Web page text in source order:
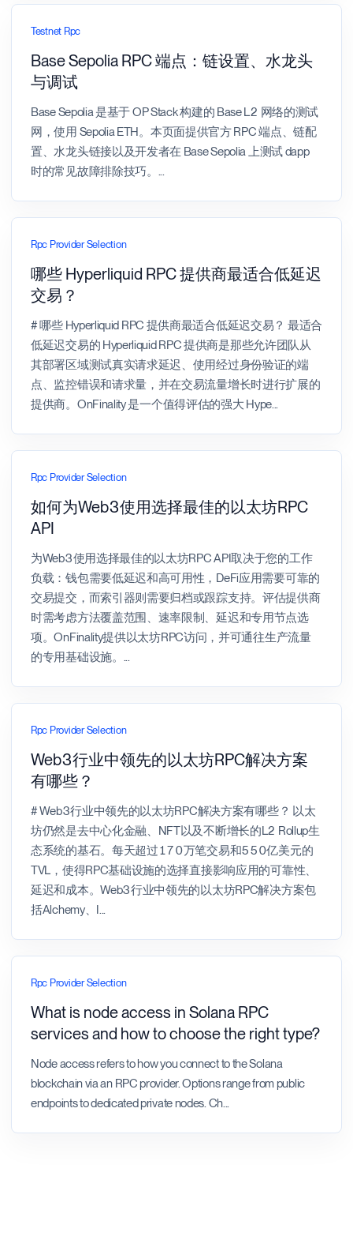
Testnet Rpc
Base Sepolia RPC 端点：链设置、水龙头
与调试
Base Sepolia 是基于 OP Stack 构建的 Base L2 网络的测试
网，使用 Sepolia ETH。本页面提供官方 RPC 端点、链配
置、水龙头链接以及开发者在 Base Sepolia 上测试 dapp
时的常见故障排除技巧。 ...
Rpc Provider Selection
哪些 Hyperliquid RPC 提供商最适合低延迟
交易？
# 哪些 Hyperliquid RPC 提供商最适合低延迟交易？ 最适合
低延迟交易的 Hyperliquid RPC 提供商是那些允许团队从
其部署区域测试真实请求延迟、使用经过身份验证的端
点、监控错误和请求量，并在交易流量增长时进行扩展的
提供商。OnFinality 是一个值得评估的强大 Hype...
Rpc Provider Selection
如何为Web3使用选择最佳的以太坊RPC
API
为Web3使用选择最佳的以太坊RPC API取决于您的工作
负载：钱包需要低延迟和高可用性，DeFi应用需要可靠的
交易提交，而索引器则需要归档或跟踪支持。评估提供商
时需考虑方法覆盖范围、速率限制、延迟和专用节点选
项。OnFinality提供以太坊RPC访问，并可通往生产流量
的专用基础设施。 ...
Rpc Provider Selection
Web3行业中领先的以太坊RPC解决方案
有哪些？
# Web3行业中领先的以太坊RPC解决方案有哪些？ 以太
坊仍然是去中心化金融、NFT以及不断增长的L2 Rollup生
态系统的基石。每天超过170万笔交易和550亿美元的
TVL，使得RPC基础设施的选择直接影响应用的可靠性、
延迟和成本。Web3行业中领先的以太坊RPC解决方案包
括Alchemy、I...
Rpc Provider Selection
What is node access in Solana RPC
services and how to choose the right type?
Node access refers to how you connect to the Solana
blockchain via an RPC provider. Options range from public
endpoints to dedicated private nodes. Ch...